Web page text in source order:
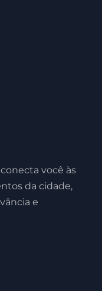
conecta você às
da cidade,
e